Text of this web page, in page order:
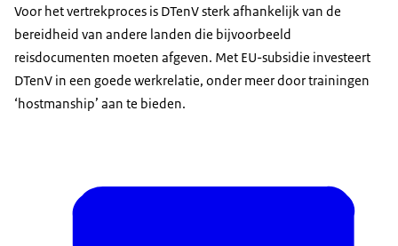
Voor het vertrekproces is DTenV sterk afhankelijk van de
bereidheid van andere landen die bijvoorbeeld
reisdocumenten moeten afgeven. Met EU-subsidie investeert
DTenV in een goede werkrelatie, onder meer door trainingen
‘hostmanship’ aan te bieden.